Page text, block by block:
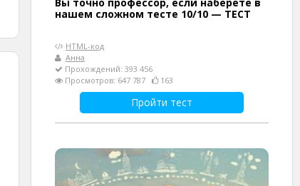
нашем сложном тесте 10/10 — ТЕСТ
HTML-код
Анна
Прохождений: 393 456
Просмотров: 647 787
163
Пройти тест